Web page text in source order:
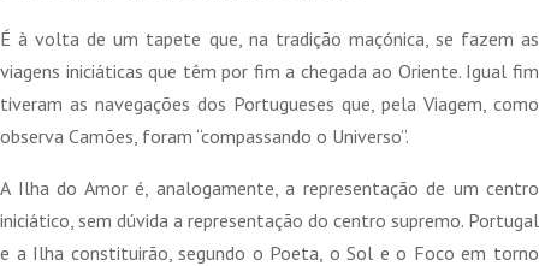
É à volta de um tapete que, na tradição maçónica, se fazem as
viagens iniciáticas que têm por fim a chegada ao Oriente. Igual fim
tiveram as navegações dos Portugueses que, pela Viagem, como
observa Camões, foram “compassando o Universo”.
A Ilha do Amor é, analogamente, a representação de um centro
iniciático, sem dúvida a representação do centro supremo. Portugal
e a Ilha constituirão, segundo o Poeta, o Sol e o Foco em torno